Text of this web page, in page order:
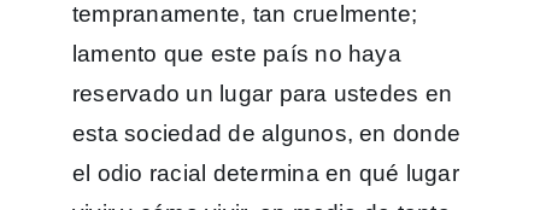
tempranamente, tan cruelmente;
lamento que este país no haya
reservado un lugar para ustedes en
esta sociedad de algunos, en donde
el odio racial determina en qué lugar